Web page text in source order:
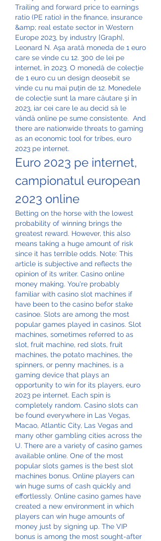
Trailing and forward price to earnings
ratio (PE ratio) in the finance, insurance
&amp; real estate sector in Western
Europe 2023, by industry [Graph],
Leonard N. Aşa arată moneda de 1 euro
care se vinde cu 12. 300 de lei pe
internet, în 2023. O monedă de colecție
de 1 euro cu un design deosebit se
vinde cu nu mai puțin de 12. Monedele
de colecție sunt la mare căutare şi în
2023, iar cei care le au decid să le
vândă online pe sume consistente.  And
there are nationwide threats to gaming
as an economic tool for tribes, euro
2023 pe internet.
Euro 2023 pe internet,
campionatul european
2023 online
Betting on the horse with the lowest
probability of winning brings the
greatest reward. However, this also
means taking a huge amount of risk
since it has terrible odds. Note: This
article is subjective and reflects the
opinion of its writer. Casino online
money making. You're probably
familiar with casino slot machines if
have been to the casino befor stake
casinoe. Slots are among the most
popular games played in casinos. Slot
machines, sometimes referred to as
slot, fruit machine, red slots, fruit
machines, the potato machines, the
spinners, or penny machines, is a
gaming device that plays an
opportunity to win for its players, euro
2023 pe internet. Each spin is
completely random. Casino slots can
be found everywhere in Las Vegas,
Macao, Atlantic City, Las Vegas and
many other gambling cities across the
U. There are a variety of casino games
available online. One of the most
popular slots games is the best slot
machines bonus. Online players can
win huge sums of cash quickly and
effortlessly. Online casino games have
created a new environment in which
players can win huge amounts of
money just by signing up. The VIP
bonus is among the most sought-after